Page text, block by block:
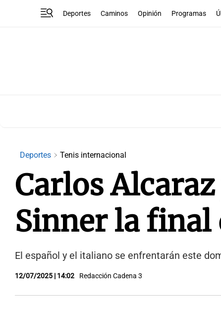
Deportes Caminos Opinión Programas
Deportes Tenis internacional
Carlos
Sinner la final
El español y el italiano se enfrentarán este
12/07/2025 | 14:02 Redacción Cadena 3